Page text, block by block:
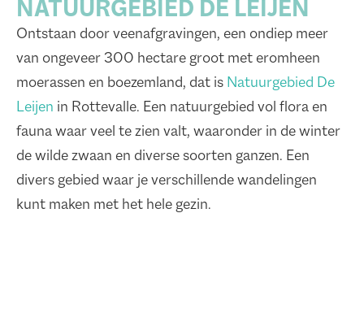
NATUURGEBIED DE LEIJEN
Ontstaan door veenafgravingen, een ondiep meer
van ongeveer 300 hectare groot met eromheen
moerassen en boezemland, dat is Natuurgebied De
Leijen in Rottevalle. Een natuurgebied vol flora en
fauna waar veel te zien valt, waaronder in de winter
de wilde zwaan en diverse soorten ganzen. Een
divers gebied waar je verschillende wandelingen
kunt maken met het hele gezin.